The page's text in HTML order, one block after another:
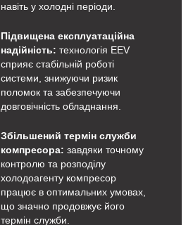
навіть у холодні періоди.
Підвищена експлуатаційна
надійність: технологія EEV
сприяє стабільній роботі
системи, знижуючи ризик
поломок та забезпечуючи
довговічність обладнання.
Збільшений термін служби
компресора: завдяки точному
контролю та розподілу
холодоагенту компресор
працює в оптимальних умовах,
що значно продовжує його
термін служби.